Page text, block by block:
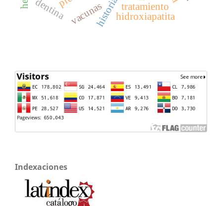
tratamiento
hidroxiapatita
dentinavacunas
Indexaciones